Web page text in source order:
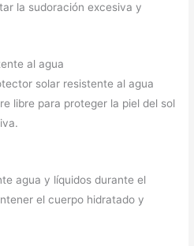
la sudoración excesiva y
al agua
solar resistente al agua
libre para proteger la piel del sol
agua y líquidos durante el
el cuerpo hidratado y